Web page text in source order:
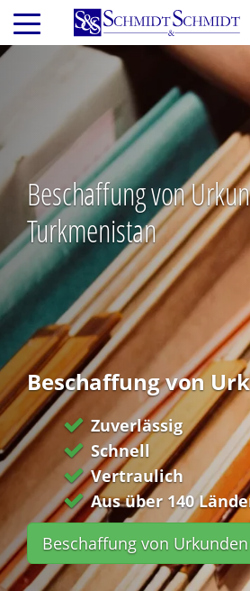
Direkt
zum
Inhalt
Beschaffung von
Turkmenistan
Beschaffung von
Zuverlässig
Schnell
Vertraulich
Aus über 140
Beschaffung von